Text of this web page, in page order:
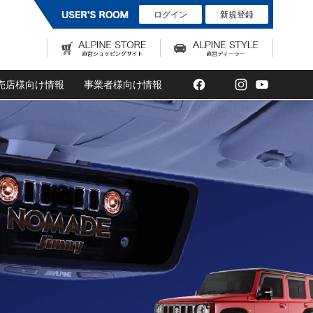
ログイン 新規登録
店様向け情報 事業者様向け情報 Facebook
TwitterInstagram